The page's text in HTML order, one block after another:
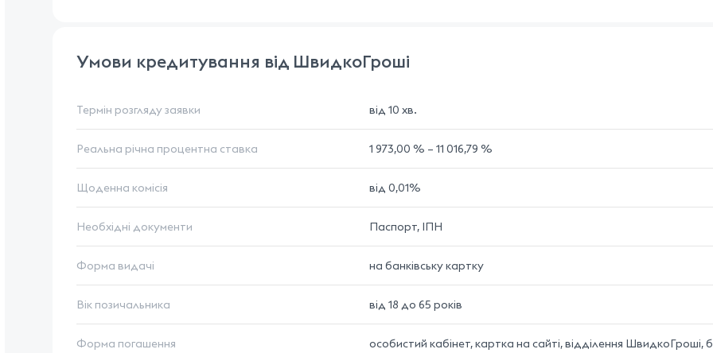
Умови кредитування від ШвидкоГроші
Термін розгляду заявки від 10 хв.
Реальна річна процентна ставка 1 973,00 % – 11 016,79 %
Щоденна комісія від 0,01%
Необхідні документи Паспорт, ІПН
Форма видачі на банківську картку
Вік позичальника від 18 до 65 років
Форма погашення
особистий кабінет, картка на сайті, відділення ШвидкоГроші,